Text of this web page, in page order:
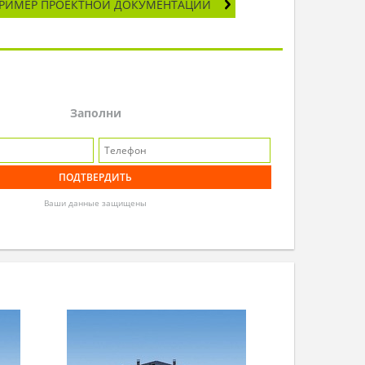
ПРОЕКТНОЙ ДОКУМЕНТАЦИИ
Заполни
Ваши данные защищены